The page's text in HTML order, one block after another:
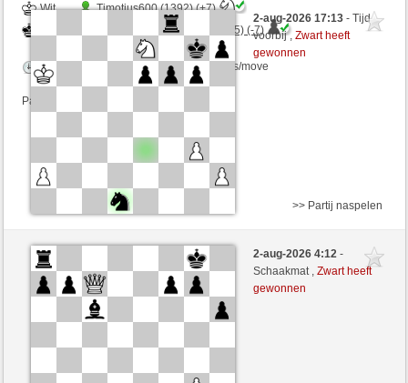
Wit
Timotius600 (1392) (+7)
ChesterTheMoulTester (1165) (-7)
Speelduur: 12 minutes/side + 0 seconds/move
Partij telt mee voor de ranglijst
2-aug-2026 17:13- Tijd
voorbij ,Zwart heeft
gewonnen
Zwart
ACCEPT (1299) (+11)
Wit
ChesterTheMoulTester (1176) (-11)
Speelduur: 4 minutes/side + 3 seconds/move
>> Partij naspelen
2-aug-2026 4:12-
Schaakmat ,Zwart heeft
gewonnen